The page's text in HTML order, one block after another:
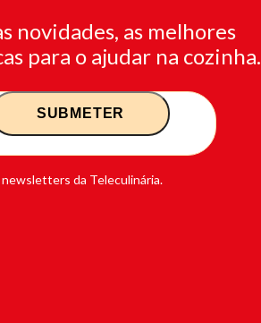
novidades, as melhores
para o ajudar na cozinha.
da Teleculinária.